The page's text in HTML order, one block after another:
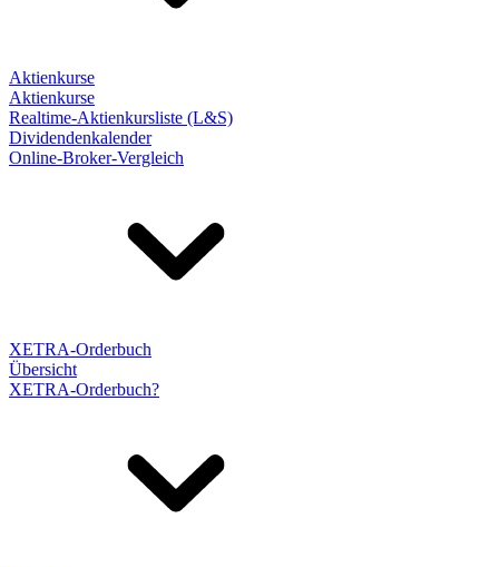
Aktienkurse
Aktienkurse
Realtime-Aktienkursliste (L&S)
Dividendenkalender
Online-Broker-Vergleich
XETRA-Orderbuch
Übersicht
XETRA-Orderbuch?